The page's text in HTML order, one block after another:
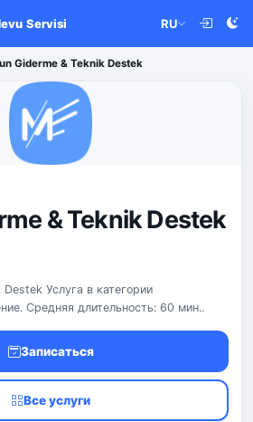
Servisi RU
Giderme & Teknik Destek
& Teknik Destek
Услуга в категории
Средняя длительность: 60 мин..
Записаться
Все услуги